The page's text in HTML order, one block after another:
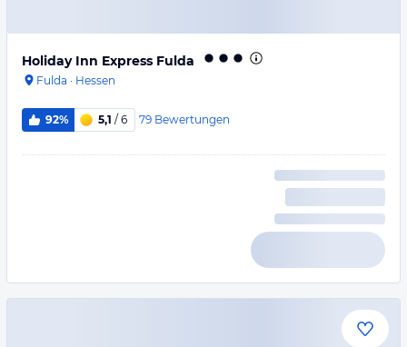
Holiday Inn Express Fulda
Fulda · Hessen
92% 5,1 / 6 79 Bewertungen